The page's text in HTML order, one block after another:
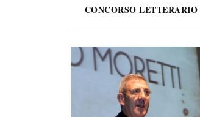
CONCORSO LETTERARIO